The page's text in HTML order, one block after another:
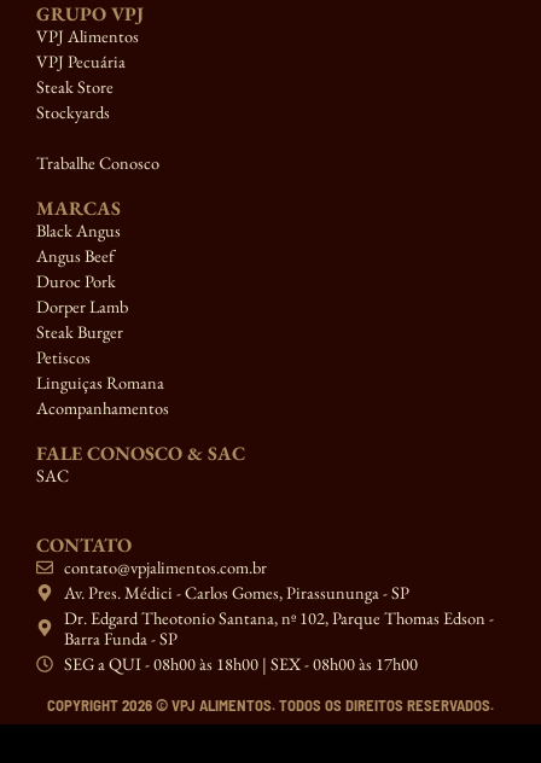
GRUPO VPJ
VPJ Alimentos
VPJ Pecuária
Steak Store
Stockyards
Trabalhe Conosco
MARCAS
Black Angus
Angus Beef
Duroc Pork
Dorper Lamb
Steak Burger
Petiscos
Linguiças Romana
Acompanhamentos
FALE CONOSCO & SAC
SAC
CONTATO
contato@vpjalimentos.com.br
Av. Pres. Médici - Carlos Gomes, Pirassununga - SP
Dr. Edgard Theotonio Santana, nº 102, Parque Thomas Edson -
Barra Funda - SP
SEG a QUI - 08h00 às 18h00 | SEX - 08h00 às 17h00
COPYRIGHT 2026 © VPJ ALIMENTOS. TODOS OS DIREITOS RESERVADOS.